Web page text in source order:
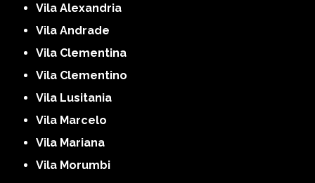
Vila Alexandria
Vila Andrade
Vila Clementina
Vila Clementino
Vila Lusitania
Vila Marcelo
Vila Mariana
Vila Morumbi